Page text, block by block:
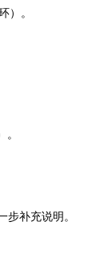
）。
。
步补充说明。